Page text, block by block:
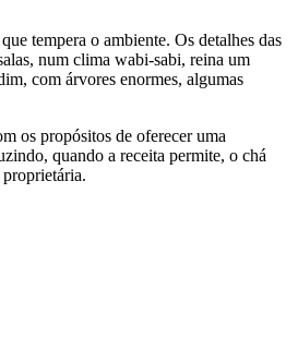
tempera o ambiente. Os detalhes das
num clima wabi-sabi, reina um
com árvores enormes, algumas
os propósitos de oferecer uma
quando a receita permite, o chá